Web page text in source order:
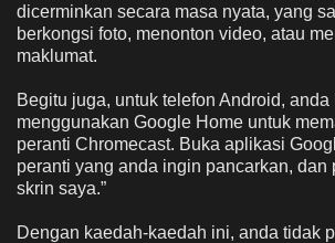
dicerminkan secara masa nyata, yang
berkongsi foto, menonton video, atau
maklumat.
Begitu juga, untuk telefon Android, anda
menggunakan Google Home untuk
peranti Chromecast. Buka aplikasi
peranti yang anda ingin pancarkan, dan
skrin saya.”
Dengan kaedah-kaedah ini, anda tidak